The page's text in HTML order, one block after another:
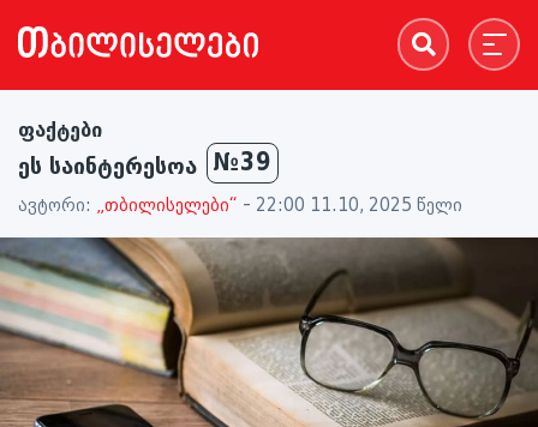
ფაქტები
ეს საინტერესოა №39
ავტორი: „თბილისელები“ - 22:00 11.10, 2025 წელი